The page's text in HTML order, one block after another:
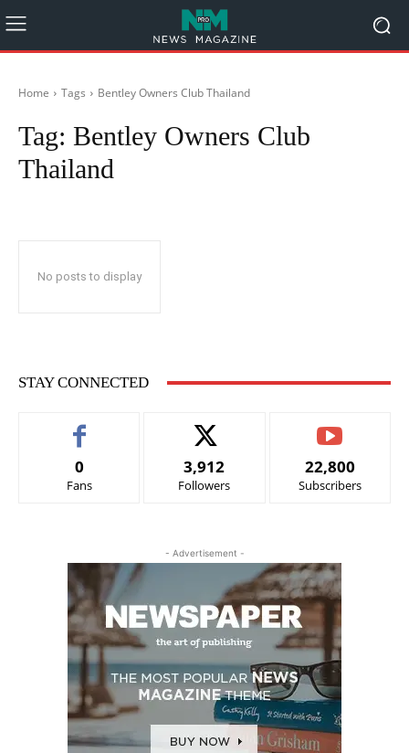
Home Tags Bentley Owners Club Thailand
Tag: Bentley Owners Club
Thailand
No posts to display
STAY CONNECTED
0
Fans
3,912
Followers
22,800
Subscribers
- Advertisement -